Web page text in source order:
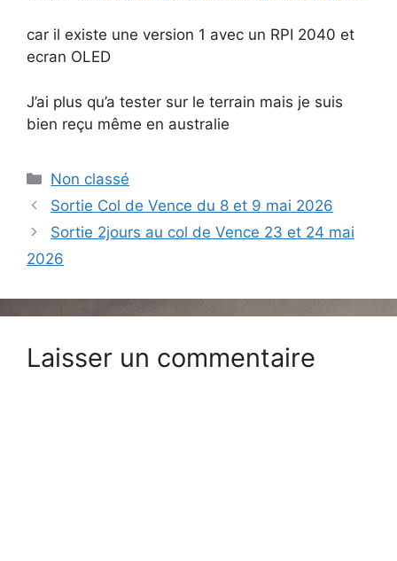
car il existe une version 1 avec un RPI 2040 et
ecran OLED
J’ai plus qu’a tester sur le terrain mais je suis
bien reçu même en australie
Catégories
Non classé
Sortie Col de Vence du 8 et 9 mai 2026
Sortie 2jours au col de Vence 23 et 24 mai
2026
Laisser un commentaire